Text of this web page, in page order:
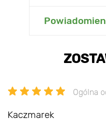
Ogólna
Kaczmarek